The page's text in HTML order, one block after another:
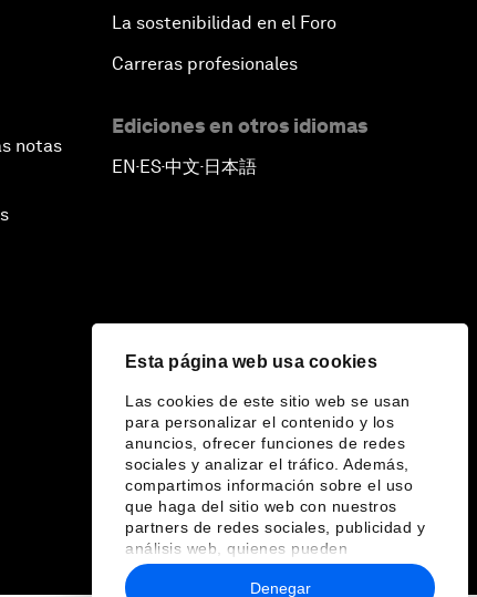
Esta página web usa cookies
Las cookies de este sitio web se usan
para personalizar el contenido y los
anuncios, ofrecer funciones de redes
sociales y analizar el tráfico. Además,
compartimos información sobre el uso
que haga del sitio web con nuestros
partners de redes sociales, publicidad y
análisis web, quienes pueden
combinarla con otra información que les
haya proporcionado o que hayan
Denegar
notas
La sostenibilidad en el Foro
Carreras profesionales
Ediciones en otros idiomas
EN▪ES▪中文▪ 日本語